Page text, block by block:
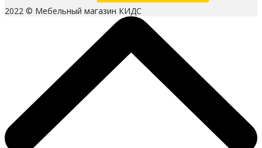
2022 © Мебельный магазин КИДС